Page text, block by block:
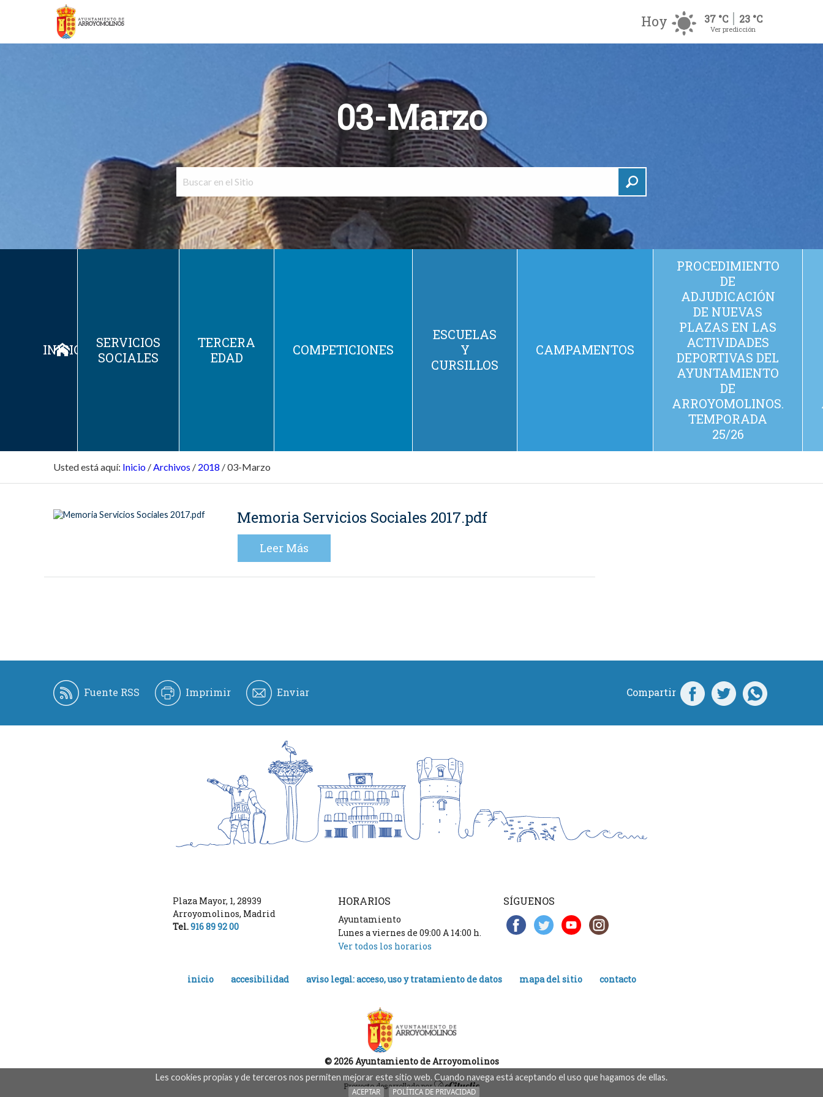
Les cookies propias y de terceros nos permiten mejorar este sitio web. Cuando navega está aceptando el uso que hagamos de ellas.
ACEPTAR POLÍTICA DE PRIVACIDAD
Hoy 37 °C 23 °C
Ver predicción
03-Marzo
INICIO
SERVICIOS
SOCIALES
TERCERA
EDAD
COMPETICIONES
ESCUELAS
Y
CURSILLOS
CAMPAMENTOS
PROCEDIMIENTO
DE
ADJUDICACIÓN
DE NUEVAS
PLAZAS EN LAS
ACTIVIDADES
DEPORTIVAS DEL
AYUNTAMIENTO
DE
ARROYOMOLINOS.
TEMPORADA
25/26
Usted está aquí: Inicio /Archivos / 2018 /03-Marzo
Memoria Servicios Sociales 2017.pdf
Leer Más
Fuente RSS Imprimir Enviar Compartir
Plaza Mayor, 1, 28939
Arroyomolinos, Madrid
Tel.916 89 92 00
HORARIOS
Ayuntamiento
Lunes a viernes de 09:00 A 14:00 h.
Ver todos los horarios
SÍGUENOS
inicio accesibilidad aviso legal: acceso, uso y tratamiento de datos mapa del sitio contacto
© 2026 Ayuntamiento de Arroyomolinos
Proyecto desarrollado por